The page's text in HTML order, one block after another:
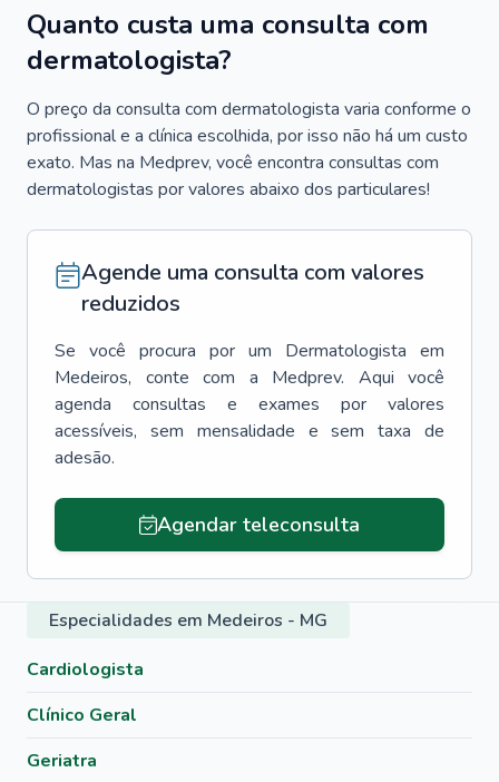
Quanto custa uma consulta com
dermatologista?
O preço da consulta com dermatologista varia conforme o
profissional e a clínica escolhida, por isso não há um custo
exato. Mas na Medprev, você encontra consultas com
dermatologistas por valores abaixo dos particulares!
Agende uma consulta com valores
reduzidos
Se você procura por um Dermatologista em
Medeiros, conte com a Medprev. Aqui você
agenda consultas e exames por valores
acessíveis, sem mensalidade e sem taxa de
adesão.
Agendar teleconsulta
Especialidades em Medeiros - MG
Cardiologista
Clínico Geral
Geriatra